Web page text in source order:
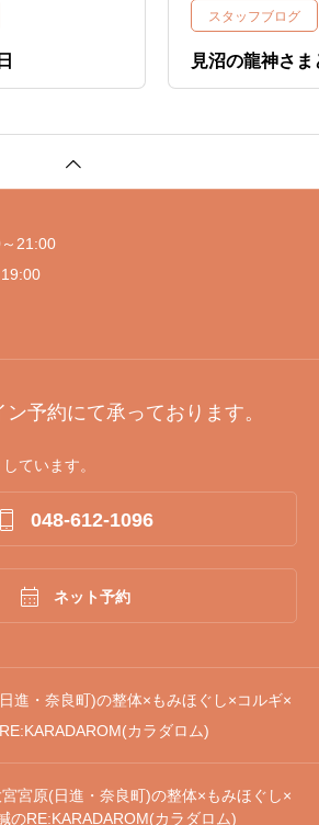
スタッフブログ
見沼の龍神さ
21:00
予約にて承っております。
ています。
 048-612-1096
 ネット予約
進・奈良町)の整体×もみほぐし×コルギ×
カラダロム)
宮原(日進・奈良町)の整体×もみほぐし×
のRE:KARADAROM(カラダロム)